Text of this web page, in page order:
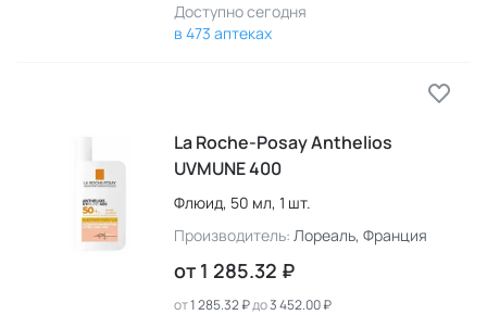
Доступно сегодня
в 473 аптеках
La Roche-Posay Anthelios
UVMUNE 400
Флюид, 50 мл, 1 шт.
Производитель: Лореаль, Франция
от 1 285.32 ₽
от1 285.32 ₽до3 452.00 ₽